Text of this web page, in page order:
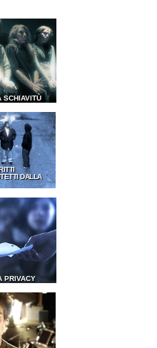
SCHIAVITÙ
DALLA
PRIVACY